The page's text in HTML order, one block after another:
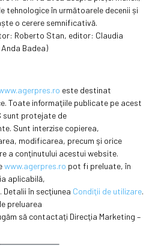
tehnologice în următoarele decenii și
o cerere semnificativă.
Roberto Stan, editor: Claudia
Badea)
este destinat
Toate informaţiile publicate pe acest
sunt protejate de
Sunt interzise copierea,
modificarea, precum şi orice
a conţinutului acestui website.
www.agerpres.ro pot fi preluate, în
aplicabilă,
Detalii în secţiunea Condiţii de utilizare.
preluarea
să contactaţi Direcţia Marketing –